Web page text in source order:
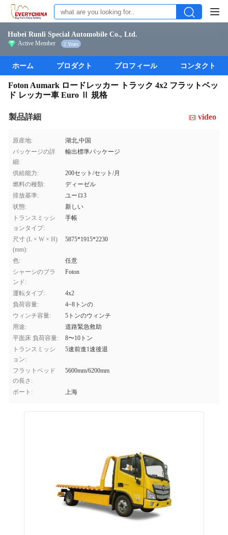
Hubei Runli Special Automobile Co., Ltd.
Active Member 2 Years
ホーム プロダクト プロフィール コンタクト
Foton Aumark ロードレッカー トラック 4x2 フラットベッ
ド レッカー車 Euro Ⅱ 規格
製品詳細 video
原産地:
湖北,中国
パッケージの詳
細:
輸出標準パッケージ
供給能力:
200セット/セット/月
燃料の種類:
ディーゼル
排放基準:
ユーロ3
状態:
新しい
トランスミッシ
ョンタイプ:
手帳
尺寸 (L × W × H)
(mm):
5875*1915*2230
色:
任意
シャーシのブラ
ンド:
Foton
運転タイプ:
4x2
負荷容量:
4~8トンの
ウィンチ容量:
5トンのウィンチ
用途:
道路緊急救助
平面床 負荷容量:
8〜10トン
トランスミッシ
ョン:
5速前進1速後退
フラットベッド
の長さ:
5600mm/6200mm
ポート: 上海